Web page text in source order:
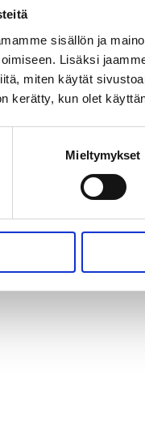
sisällön ja
Lisäksi
miten käytät
kerätty, kun olet
Mieltymykset